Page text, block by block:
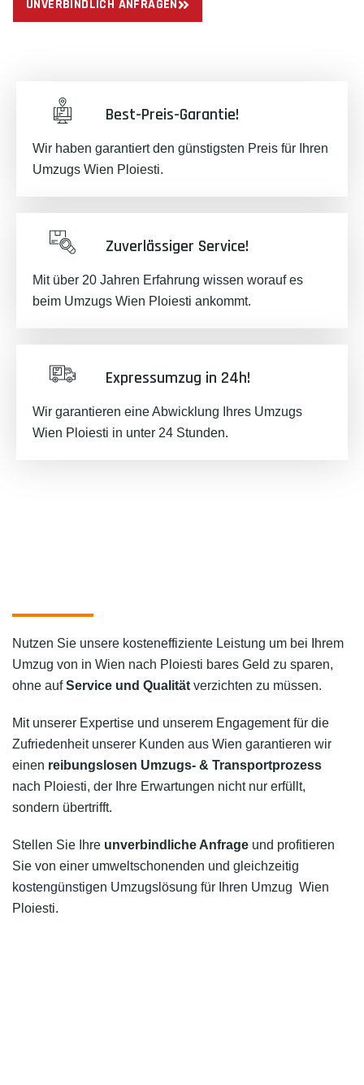
UNVERBINDLICH ANFRAGEN
Best-Preis-Garantie!
Wir haben garantiert den günstigsten Preis für Ihren
Umzugs Wien Ploiesti.
Zuverlässiger Service!
Mit über 20 Jahren Erfahrung wissen worauf es
beim Umzugs Wien Ploiesti ankommt.
Expressumzug in 24h!
Wir garantieren eine Abwicklung Ihres Umzugs
Wien Ploiesti in unter 24 Stunden.
Nutzen Sie unsere kosteneffiziente Leistung um bei Ihrem
Umzug von in Wien nach Ploiesti bares Geld zu sparen,
ohne aufService und Qualität verzichten zu müssen.
Mit unserer Expertise und unserem Engagement für die
Zufriedenheit unserer Kunden aus Wien garantieren wir
einen reibungslosen Umzugs- & Transportprozess
nach Ploiesti, der Ihre Erwartungen nicht nur erfüllt,
sondern übertrifft.
Stellen Sie Ihre unverbindliche Anfrage und profitieren
Sie von einer umweltschonenden und gleichzeitig
kostengünstigen Umzugslösung für Ihren Umzug Wien
Ploiesti.